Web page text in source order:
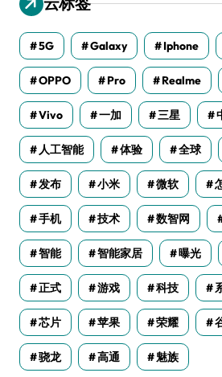
5G Galaxy Iphone
OPPO Pro Realme
Vivo 一加 三星
人工智能 体验 全球
发布 小米 微软
手机 技术 数智网
智能 智能家居 曝光
正式 游戏 科技
芯片 苹果 荣耀
骁龙 高通 魅族